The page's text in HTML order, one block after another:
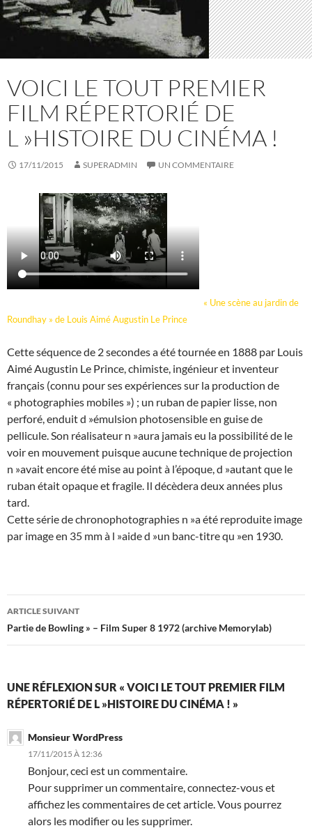
VOICI LE TOUT PREMIER
FILM RÉPERTORIÉ DE
L »HISTOIRE DU CINÉMA !
17/11/2015 SUPERADMIN UN COMMENTAIRE
« Une scène au jardin de
Roundhay » de Louis Aimé Augustin Le Prince
Cette séquence de 2 secondes a été tournée en 1888 par Louis
Aimé Augustin Le Prince, chimiste, ingénieur et inventeur
français (connu pour ses expériences sur la production de
« photographies mobiles ») ; un ruban de papier lisse, non
perforé, enduit d »émulsion photosensible en guise de
pellicule. Son réalisateur n »aura jamais eu la possibilité de le
voir en mouvement puisque aucune technique de projection
n »avait encore été mise au point à l’époque, d »autant que le
ruban était opaque et fragile. Il décèdera deux années plus
tard.
Cette série de chronophotographies n »a été reproduite image
par image en 35 mm à l »aide d »un banc-titre qu »en 1930.
Navigation
articles
ARTICLE SUIVANT
Partie de Bowling » – Film Super 8 1972 (archive Memorylab)
UNE RÉFLEXION SUR « VOICI LE TOUT PREMIER FILM
RÉPERTORIÉ DE L »HISTOIRE DU CINÉMA ! »
Monsieur WordPress
17/11/2015 À 12:36
Bonjour, ceci est un commentaire.
Pour supprimer un commentaire, connectez-vous et
affichez les commentaires de cet article. Vous pourrez
alors les modifier ou les supprimer.